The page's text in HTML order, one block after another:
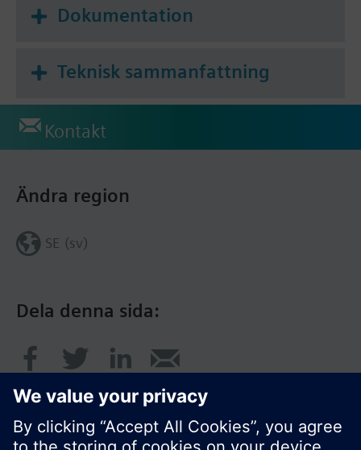
Dokumentation
Teknisk sammanfattning
Kontakt
Dela denna sida:
Ändra region
SE (sv)